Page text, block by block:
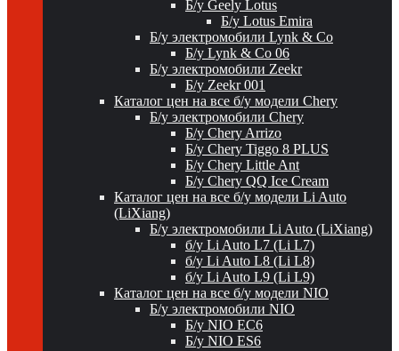
Б/у Geely Lotus
Б/у Lotus Emira
Б/у электромобили Lynk & Co
Б/у Lynk & Co 06
Б/у электромобили Zeekr
Б/у Zeekr 001
Каталог цен на все б/у модели Chery
Б/у электромобили Chery
Б/у Chery Arrizo
Б/у Chery Tiggo 8 PLUS
Б/у Chery Little Ant
Б/у Chery QQ Ice Cream
Каталог цен на все б/у модели Li Auto
(LiXiang)
Б/у электромобили Li Auto (LiXiang)
б/у Li Auto L7 (Li L7)
б/у Li Auto L8 (Li L8)
б/у Li Auto L9 (Li L9)
Каталог цен на все б/у модели NIO
Б/у электромобили NIO
Б/у NIO EC6
Б/у NIO ES6